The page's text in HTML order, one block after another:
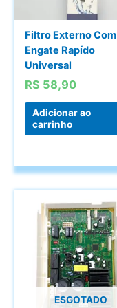
Filtro Externo Com
Engate Rapído
Universal
R$ 58,90
Adicionar ao
carrinho
ESGOTADO